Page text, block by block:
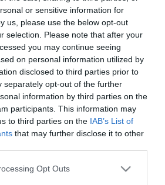
or sensitive information for
us, please use the below opt-out
selection. Please note that after your
you may continue seeing
on personal information utilized by
disclosed to third parties prior to
separately opt-out of the further
information by third parties on the
participants. This information may
to third parties on the IAB’s List of
that may further disclose it to other
Opt Outs
il centrocampo. Interesse per
2000 di proprietà della Virtus